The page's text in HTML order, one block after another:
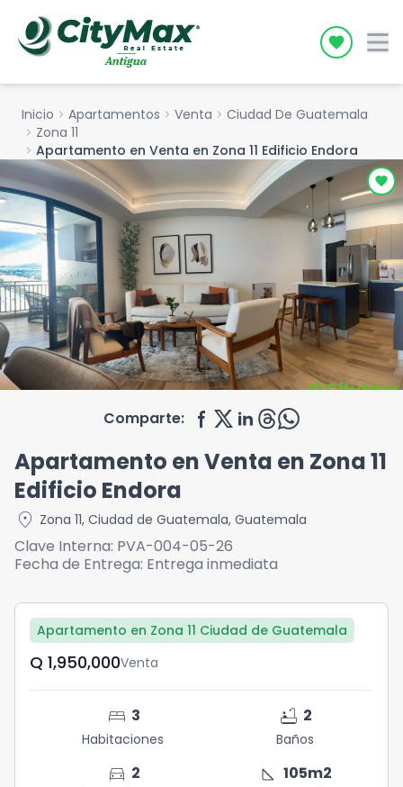
Icon
Inicio chevron_right Apartamentos chevron_right Venta chevron_right Ciudad De Guatemala
chevron_right Zona 11
chevron_right Apartamento en Venta en Zona 11 Edificio Endora
Comparte:
Apartamento en Venta en Zona 11
Edificio Endora
location_on Zona 11, Ciudad de Guatemala, Guatemala
Clave Interna: PVA-004-05-26
Fecha de Entrega: Entrega inmediata
Apartamento en Zona 11 Ciudad de Guatemala
Q	1,950,000Venta
bed 3
Habitaciones
bathtub 2
Baños
directions_car 2 square_foot 105m2